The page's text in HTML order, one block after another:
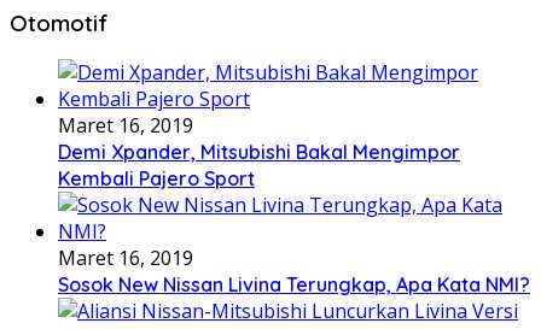
Otomotif
Maret 16, 2019
Demi Xpander, Mitsubishi Bakal Mengimpor
Kembali Pajero Sport
Maret 16, 2019
Sosok New Nissan Livina Terungkap, Apa Kata NMI?